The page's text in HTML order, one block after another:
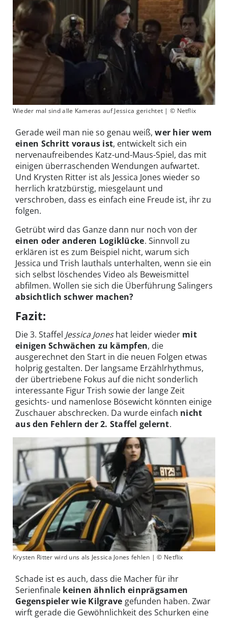
Wieder mal sind alle Kameras auf Jessica gerichtet | © Netflix
Gerade weil man nie so genau weiß, wer hier wem
einen Schritt voraus ist, entwickelt sich ein
nervenaufreibendes Katz-und-Maus-Spiel, das mit
einigen überraschenden Wendungen aufwartet.
Und Krysten Ritter ist als Jessica Jones wieder so
herrlich kratzbürstig, miesgelaunt und
verschroben, dass es einfach eine Freude ist, ihr zu
folgen.
Getrübt wird das Ganze dann nur noch von der
einen oder anderen Logiklücke. Sinnvoll zu
erklären ist es zum Beispiel nicht, warum sich
Jessica und Trish lauthals unterhalten, wenn sie ein
sich selbst löschendes Video als Beweismittel
abfilmen. Wollen sie sich die Überführung Salingers
absichtlich schwer machen?
Fazit:
Die 3. Staffel Jessica Joneshat leider wieder mit
einigen Schwächen zu kämpfen, die
ausgerechnet den Start in die neuen Folgen etwas
holprig gestalten. Der langsame Erzählrhythmus,
der übertriebene Fokus auf die nicht sonderlich
interessante Figur Trish sowie der lange Zeit
gesichts- und namenlose Bösewicht könnten einige
Zuschauer abschrecken. Da wurde einfach nicht
aus den Fehlern der 2. Staffel gelernt.
Krysten Ritter wird uns als Jessica Jones fehlen | © Netflix
Schade ist es auch, dass die Macher für ihr
Serienfinale keinen ähnlich einprägsamen
Gegenspieler wie Kilgrave gefunden haben. Zwar
wirft gerade die Gewöhnlichkeit des Schurken eine